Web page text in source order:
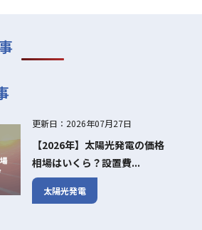
更新日：2026年07月27日
【2026年】太陽光発電の価格
相場はいくら？設置費...
太陽光発電